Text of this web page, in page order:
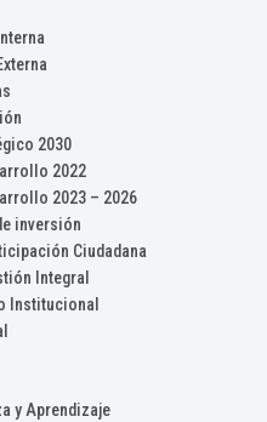
2030
2022
2023 – 2026
inversión
Ciudadana
Integral
Institucional
y Aprendizaje